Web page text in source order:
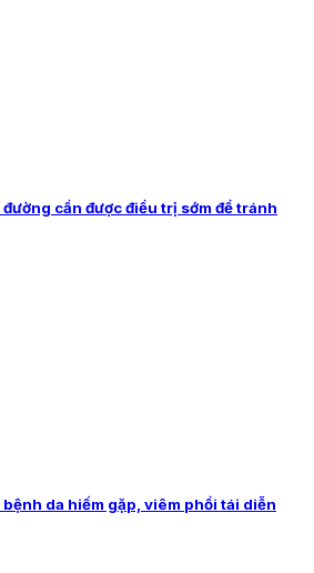
cần được điều trị sớm để tránh
da hiếm gặp, viêm phổi tái diễn